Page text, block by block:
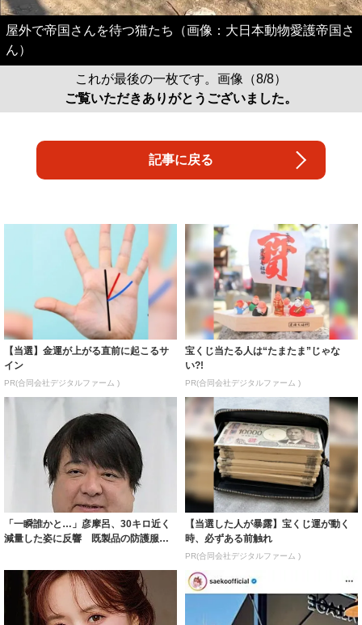
屋外で帝国さんを待つ猫たち（画像：大日本動物愛護帝国さ
ん）
これが最後の一枚です。画像（8/8）
ご覧いただきありがとうございました。
記事に戻る
【当選】金運が上がる直前に起こるサ
イン
PR(合同会社デジタルファーム )
宝くじ当たる人は“たまたま”じゃな
い?!
PR(合同会社デジタルファーム )
「一瞬誰かと…」彦摩呂、30キロ近く
減量した姿に反響 既製品の防護服が
【当選した人が暴露】宝くじ運が動く
時、必ずある前触れ
PR(合同会社デジタルファーム )